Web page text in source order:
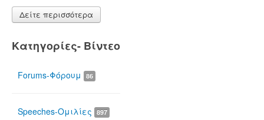
Δείτε περισσότερα
Κατηγορίες- Βίντεο
Forums-Φόρουμ 86
Speeches-Ομιλίες 897